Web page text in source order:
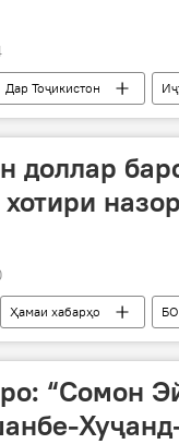
Дар Тоҷикистон
доллар
хотири
Ҳамаи хабарҳо
“Сомон